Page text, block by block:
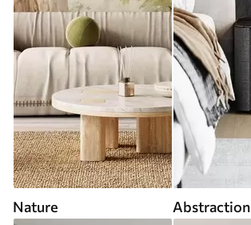
Nature Abstraction